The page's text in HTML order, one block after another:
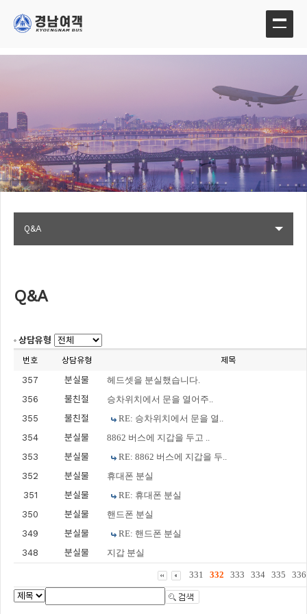
Q&A
Q&A
상담유형
번호 상담유형 제목
357 분실물
헤드셋을 분실했습니다.
356
불친절
승차위치에서 문을 열어주..
355
불친절
RE: 승차위치에서 문을 열..
354
분실물
8862 버스에 지갑을 두고 ..
353
분실물
RE: 8862 버스에 지갑을 두..
352
분실물
휴대폰 분실
351
분실물
RE: 휴대폰 분실
350
분실물
핸드폰 분실
349
분실물
RE: 핸드폰 분실
348
분실물 지갑 분실
331 332 333 334 335 336